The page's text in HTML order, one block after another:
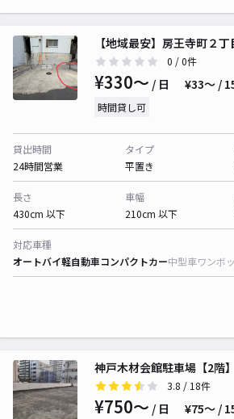
【地域最安】房王寺町２
0 / 0件
¥330〜 / 日 ¥33〜 /
時間貸し可
貸出時間
24時間営業
タイプ
平置き
長さ
430cm 以下
車幅
210cm 以下
対応車種
オートバイ軽自動車コンパクトカー中型車ワンボ
神戸木材会館駐車場【2階】
3.8 / 18件
¥750〜 / 日 ¥75〜 /